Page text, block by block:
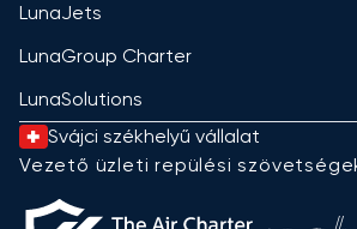
LunaJets
LunaGroup Charter
LunaSolutions
Svájci székhelyű vállalat
Vezető üzleti repülési